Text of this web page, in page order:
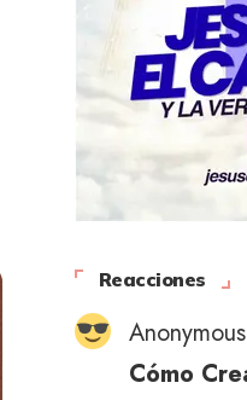
Reacciones
Cómo